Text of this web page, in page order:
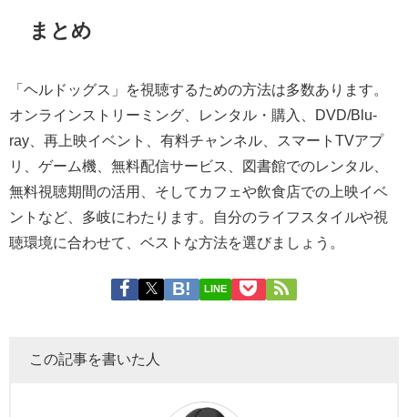
まとめ
「ヘルドッグス」を視聴するための方法は多数あります。
オンラインストリーミング、レンタル・購入、DVD/Blu-
ray、再上映イベント、有料チャンネル、スマートTVアプ
リ、ゲーム機、無料配信サービス、図書館でのレンタル、
無料視聴期間の活用、そしてカフェや飲食店での上映イベ
ントなど、多岐にわたります。自分のライフスタイルや視
聴環境に合わせて、ベストな方法を選びましょう。
LINE
この記事を書いた人